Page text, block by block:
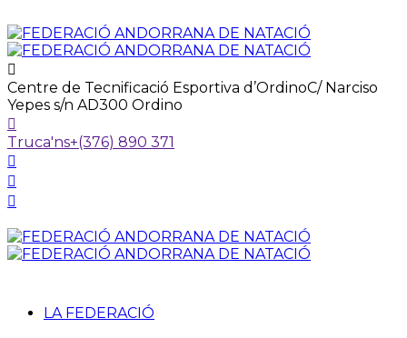
Centre de Tecnificació Esportiva d’OrdinoC/ Narciso
Yepes s/n AD300 Ordino
Truca'ns+(376) 890 371
LA FEDERACIÓ